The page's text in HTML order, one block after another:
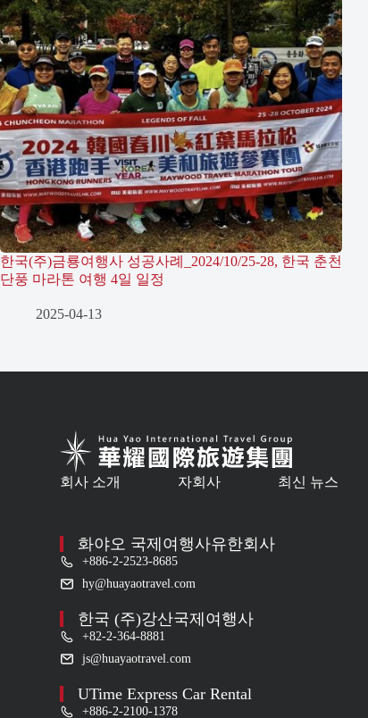
한국(주)금룡여행사 성공사례_2024/10/25-28, 한국 춘천
단풍 마라톤 여행 4일 일정
2025-04-13
회사 소개 자회사 최신 뉴스
화야오 국제여행사유한회사
+886-2-2523-8685
hy@huayaotravel.com
한국 (주)강산국제여행사
+82-2-364-8881
js@huayaotravel.com
UTime Express Car Rental
+886-2-2100-1378